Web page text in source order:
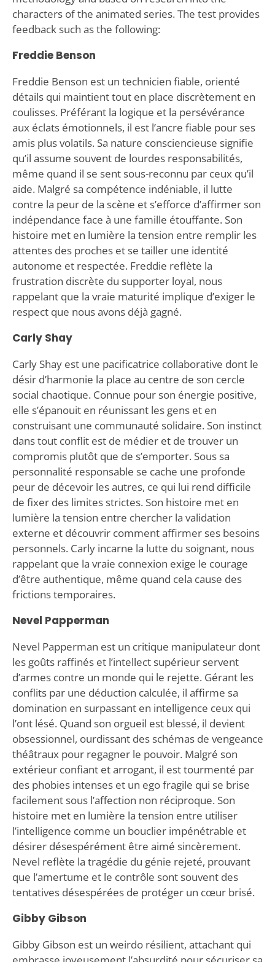
characters of the animated series. The test provides
feedback such as the following:
Freddie Benson
Freddie Benson est un technicien fiable, orienté
détails qui maintient tout en place discrètement en
coulisses. Préférant la logique et la persévérance
aux éclats émotionnels, il est l’ancre fiable pour ses
amis plus volatils. Sa nature consciencieuse signifie
qu’il assume souvent de lourdes responsabilités,
même quand il se sent sous-reconnu par ceux qu’il
aide. Malgré sa compétence indéniable, il lutte
contre la peur de la scène et s’efforce d’affirmer son
indépendance face à une famille étouffante. Son
histoire met en lumière la tension entre remplir les
attentes des proches et se tailler une identité
autonome et respectée. Freddie reflète la
frustration discrète du supporter loyal, nous
rappelant que la vraie maturité implique d’exiger le
respect que nous avons déjà gagné.
Carly Shay
Carly Shay est une pacificatrice collaborative dont le
désir d’harmonie la place au centre de son cercle
social chaotique. Connue pour son énergie positive,
elle s’épanouit en réunissant les gens et en
construisant une communauté solidaire. Son instinct
dans tout conflit est de médier et de trouver un
compromis plutôt que de s’emporter. Sous sa
personnalité responsable se cache une profonde
peur de décevoir les autres, ce qui lui rend difficile
de fixer des limites strictes. Son histoire met en
lumière la tension entre chercher la validation
externe et découvrir comment affirmer ses besoins
personnels. Carly incarne la lutte du soignant, nous
rappelant que la vraie connexion exige le courage
d’être authentique, même quand cela cause des
frictions temporaires.
Nevel Papperman
Nevel Papperman est un critique manipulateur dont
les goûts raffinés et l’intellect supérieur servent
d’armes contre un monde qui le rejette. Gérant les
conflits par une déduction calculée, il affirme sa
domination en surpassant en intelligence ceux qui
l’ont lésé. Quand son orgueil est blessé, il devient
obsessionnel, ourdissant des schémas de vengeance
théâtraux pour regagner le pouvoir. Malgré son
extérieur confiant et arrogant, il est tourmenté par
des phobies intenses et un ego fragile qui se brise
facilement sous l’affection non réciproque. Son
histoire met en lumière la tension entre utiliser
l’intelligence comme un bouclier impénétrable et
désirer désespérément être aimé sincèrement.
Nevel reflète la tragédie du génie rejeté, prouvant
que l’amertume et le contrôle sont souvent des
tentatives désespérées de protéger un cœur brisé.
Gibby Gibson
Gibby Gibson est un weirdo résilient, attachant qui